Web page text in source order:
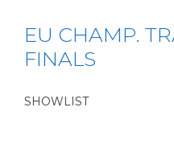
EU CHAMP.
FINALS
SHOWLIST